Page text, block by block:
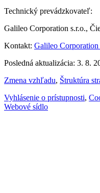
Technický prevádzkovateľ:
Galileo Corporation s.r.o.,
Kontakt: Galileo Corporation
Posledná aktualizácia: 3. 8.
Zmena vzhľadu, Štruktúra
Vyhlásenie o prístupnosti,
Webové sídlo